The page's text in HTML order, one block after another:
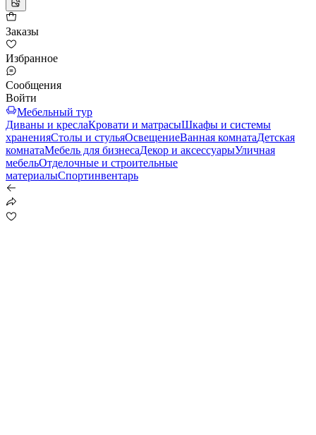
Заказы
Избранное
Сообщения
Войти
Мебельный тур
Диваны и креслаКровати и матрасыШкафы и системы
храненияСтолы и стульяОсвещениеВанная комнатаДетская
комнатаМебель для бизнесаДекор и аксессуарыУличная
мебельОтделочные и строительные
материалыСпортинвентарь